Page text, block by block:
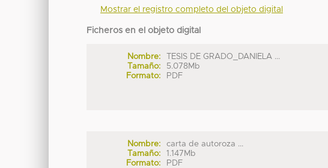
Mostrar el registro completo del objeto digital
Ficheros en el objeto digital
Nombre:
TESIS DE GRADO_DANIELA ...
Tamaño:
5.078Mb
Formato:
PDF
Nombre:
carta de autoroza ...
Tamaño:
1.147Mb
Formato:
PDF